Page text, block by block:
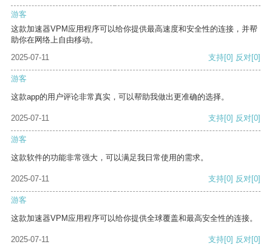
游客
这款加速器VPM应用程序可以给你提供最高速度和安全性的连接，并帮
助你在网络上自由移动。
2025-07-11
支持[0] 反对[0]
游客
这款app的用户评论非常真实，可以帮助我做出更准确的选择。
2025-07-11 支持[0] 反对[0]
游客
这款软件的功能非常强大，可以满足我日常使用的需求。
2025-07-11 支持[0] 反对[0]
游客
这款加速器VPM应用程序可以给你提供全球覆盖和最高安全性的连接。
2025-07-11 支持[0] 反对[0]